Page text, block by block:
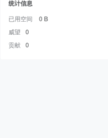
统计信息
已用空间 0 B
威望
0
贡献 0